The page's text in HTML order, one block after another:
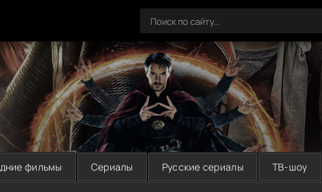
фильмы Сериалы Русские сериалы ТВ-шоу